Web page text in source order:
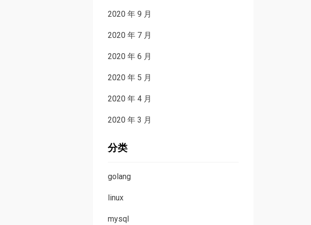
2020 年 9 月
2020 年 7 月
2020 年 6 月
2020 年 5 月
2020 年 4 月
2020 年 3 月
分类
golang
linux
mysql